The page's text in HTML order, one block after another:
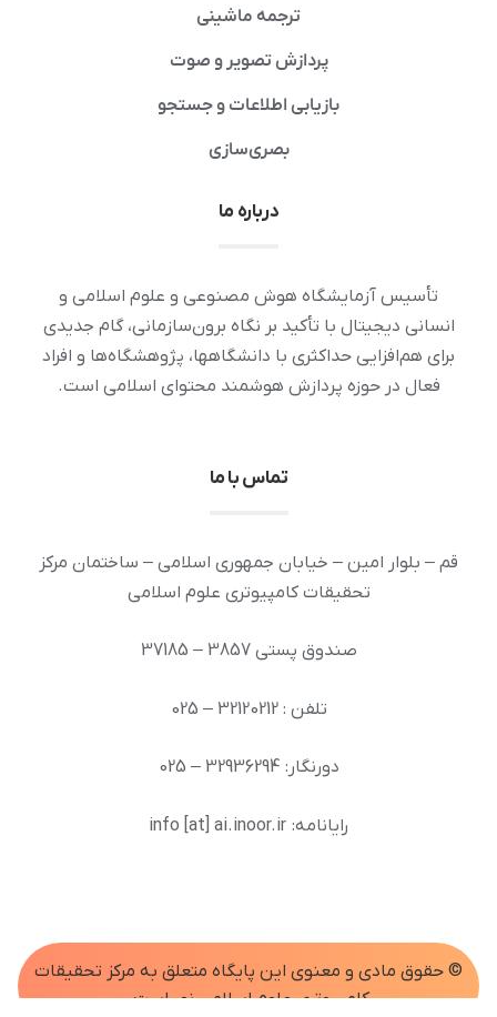
ترجمه ماشینی
پردازش تصویر و صوت
بازیابی اطلاعات و جستجو
بصری‌سازی
درباره ما
تأسیس آزمایشگاه هوش مصنوعی و علوم اسلامی و
انسانی دیجیتال با تأکید بر نگاه برون‌سازمانی، گام جدیدی
برای هم‌افزایی حداکثری با دانشگاهها، پژوهشگاه‌ها و افراد
فعال در حوزه پردازش هوشمند محتوای اسلامی است.
تماس با ما
قم – بلوار امین – خیابان جمهوری اسلامی – ساختمان مرکز
تحقیقات کامپیوتری علوم اسلامی
صندوق پستی 3857 – 37185
تلفن : 32120212 – 025
دورنگار: 32936294 – 025
رایانامه: info [at] ai.inoor.ir
© حقوق مادی و معنوی اين پايگاه متعلق به مرکز تحقیقات
کامپیوتری علوم اسلامی نور است.